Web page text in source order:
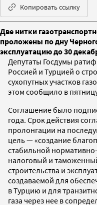
Копировать ссылку
Две нитки
проложены по дну
эксплуатацию до 30
Депутаты Госдумы
Россией и Турцией о
сухопутных участков
этом сообщило в
Соглашение было
года. Срок действия
пролонгации на
цель — «создание
стабильной
налоговый и
строительства и
создаваемой для
в Турцию и для
газа через нее в